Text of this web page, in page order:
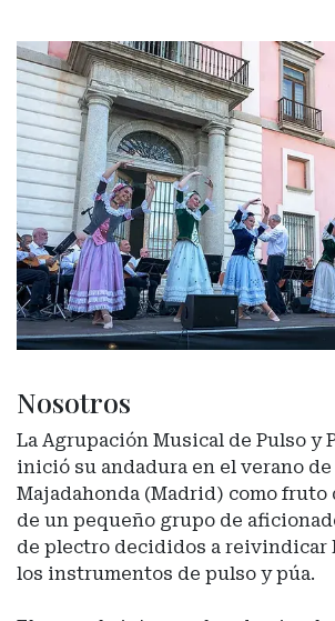
Nosotros
La Agrupación Musical de Pulso y
inició su andadura en el verano de
Majadahonda (Madrid) como fruto
de un pequeño grupo de
de plectro decididos a reivindicar
los instrumentos de pulso y púa.